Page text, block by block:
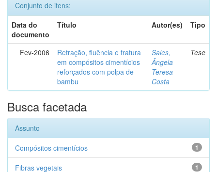
Conjunto de itens:
Data do
documento
Título Autor(es) Tipo
Fev-2006
Retração, fluência e fratura
em compósitos cimentícios
reforçados com polpa de
bambu
Sales,
Ângela
Teresa
Costa
Tese
Busca facetada
Assunto
1
Compósitos cimentícios
1
Fibras vegetais